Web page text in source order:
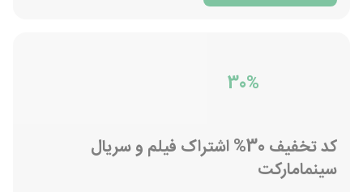
30%
کد تخفیف 30% اشتراک فیلم و سریال
سینمامارکت